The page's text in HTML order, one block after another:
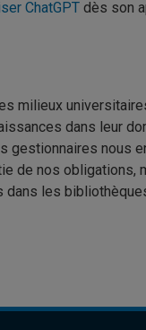
ChatGPT dès son
milieux
dans leur
gestionnaires nous
de nos
les